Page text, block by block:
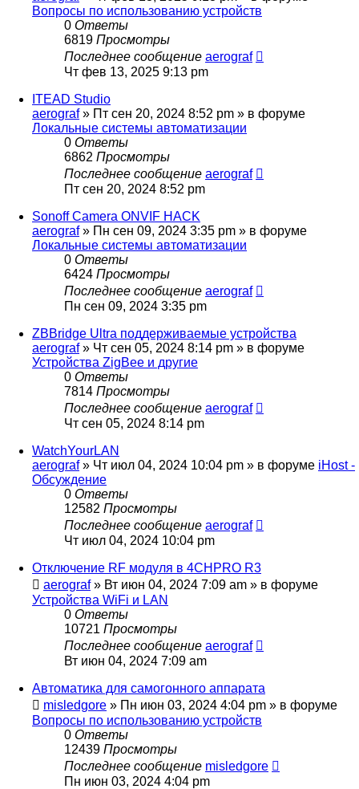
Вопросы по использованию устройств
0 Ответы
6819 Просмотры
Последнее сообщение aerograf
Чт фев 13, 2025 9:13 pm
ITEAD Studio
aerograf» Пт сен 20, 2024 8:52 pm » в форуме
Локальные системы автоматизации
0 Ответы
6862 Просмотры
Последнее сообщение aerograf
Пт сен 20, 2024 8:52 pm
Sonoff Camera ONVIF HACK
aerograf» Пн сен 09, 2024 3:35 pm » в форуме
Локальные системы автоматизации
0 Ответы
6424 Просмотры
Последнее сообщение aerograf
Пн сен 09, 2024 3:35 pm
ZBBridge Ultra поддерживаемые устройства
aerograf» Чт сен 05, 2024 8:14 pm » в форуме
Устройства ZigBee и другие
0 Ответы
7814 Просмотры
Последнее сообщение aerograf
Чт сен 05, 2024 8:14 pm
WatchYourLAN
aerograf» Чт июл 04, 2024 10:04 pm » в форуме iHost -
Обсуждение
0 Ответы
12582 Просмотры
Последнее сообщение aerograf
Чт июл 04, 2024 10:04 pm
Отключение RF модуля в 4CHPRO R3
aerograf» Вт июн 04, 2024 7:09 am » в форуме
Устройства WiFi и LAN
0 Ответы
10721 Просмотры
Последнее сообщение aerograf
Вт июн 04, 2024 7:09 am
Автоматика для самогонного аппарата
misledgore » Пн июн 03, 2024 4:04 pm » в форуме
Вопросы по использованию устройств
0 Ответы
12439 Просмотры
Последнее сообщение misledgore
Пн июн 03, 2024 4:04 pm